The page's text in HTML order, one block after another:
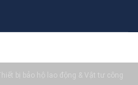
bị bảo hộ lao động & Vật tư công